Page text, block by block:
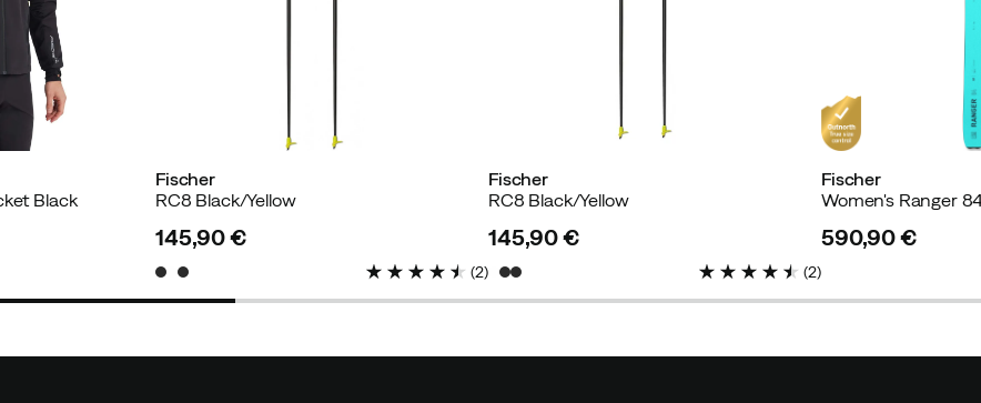
Black
Fischer
RC8 Black/Yellow
price
145,90 €
(2)
Fischer
RC8 Black/Yellow
price
145,90 €
(2)
Fischer
Women's Ranger
590,90 €